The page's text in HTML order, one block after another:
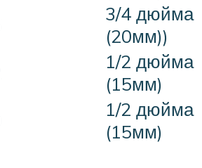
3/4 дюйма
(20мм))
1/2 дюйма
(15мм)
1/2 дюйма
(15мм)